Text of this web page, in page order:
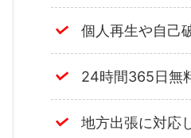
個人再生や自己
24時間365日無
地方出張に対応